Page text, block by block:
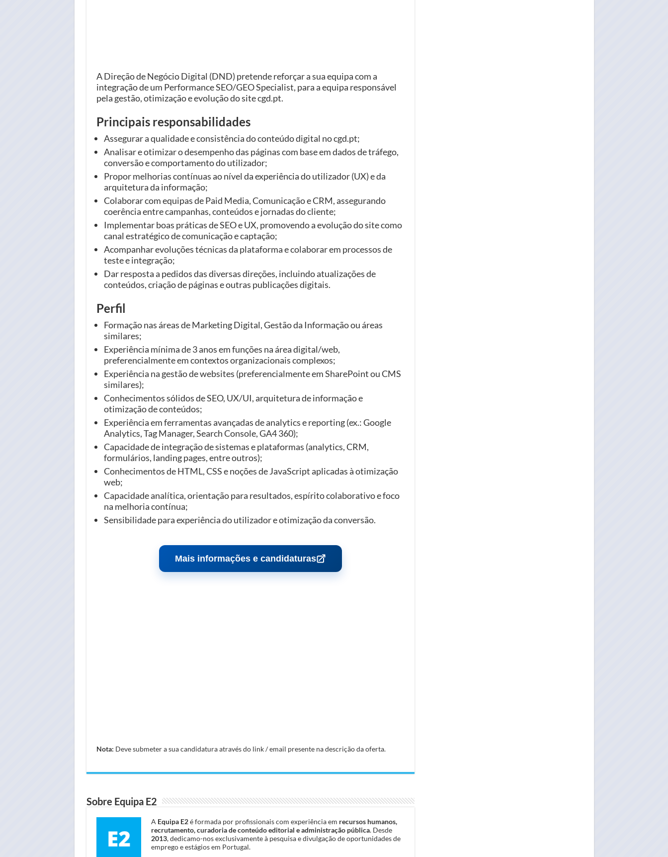
A Direção de Negócio Digital (DND) pretende reforçar a sua equipa com a
integração de um Performance SEO/GEO Specialist, para a equipa responsável
pela gestão, otimização e evolução do site cgd.pt.
Principais responsabilidades
Assegurar a qualidade e consistência do conteúdo digital no cgd.pt;
Analisar e otimizar o desempenho das páginas com base em dados de tráfego,
conversão e comportamento do utilizador;
Propor melhorias contínuas ao nível da experiência do utilizador (UX) e da
arquitetura da informação;
Colaborar com equipas de Paid Media, Comunicação e CRM, assegurando
coerência entre campanhas, conteúdos e jornadas do cliente;
Implementar boas práticas de SEO e UX, promovendo a evolução do site como
canal estratégico de comunicação e captação;
Acompanhar evoluções técnicas da plataforma e colaborar em processos de
teste e integração;
Dar resposta a pedidos das diversas direções, incluindo atualizações de
conteúdos, criação de páginas e outras publicações digitais.
Perfil
Formação nas áreas de Marketing Digital, Gestão da Informação ou áreas
similares;
Experiência mínima de 3 anos em funções na área digital/web,
preferencialmente em contextos organizacionais complexos;
Experiência na gestão de websites (preferencialmente em SharePoint ou CMS
similares);
Conhecimentos sólidos de SEO, UX/UI, arquitetura de informação e
otimização de conteúdos;
Experiência em ferramentas avançadas de analytics e reporting (ex.: Google
Analytics, Tag Manager, Search Console, GA4 360);
Capacidade de integração de sistemas e plataformas (analytics, CRM,
formulários, landing pages, entre outros);
Conhecimentos de HTML, CSS e noções de JavaScript aplicadas à otimização
web;
Capacidade analítica, orientação para resultados, espírito colaborativo e foco
na melhoria contínua;
Sensibilidade para experiência do utilizador e otimização da conversão.
Mais informações e candidaturas
Nota: Deve submeter a sua candidatura através do link / email presente na descrição da oferta.
Sobre Equipa E2
A Equipa E2é formada por profissionais com experiência em recursos humanos,
recrutamento, curadoria de conteúdo editorial e administração pública. Desde
2013, dedicamo-nos exclusivamente à pesquisa e divulgação de oportunidades de
emprego e estágios em Portugal.